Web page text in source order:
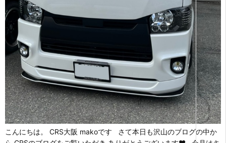
こんにちは。 CRS大阪 makoです さて本日も沢山のブログの中か